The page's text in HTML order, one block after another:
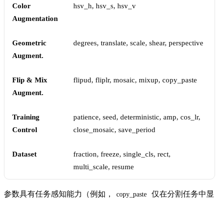
Color
Augmentation
hsv_h, hsv_s, hsv_v
Geometric
Augment.
degrees, translate, scale, shear, perspective
Flip & Mix
Augment.
flipud, fliplr, mosaic, mixup, copy_paste
Training
Control
patience, seed, deterministic, amp, cos_lr,
close_mosaic, save_period
Dataset
fraction, freeze, single_cls, rect,
multi_scale, resume
参数具有任务感知能力（例如， copy_paste
仅在分割任务中显